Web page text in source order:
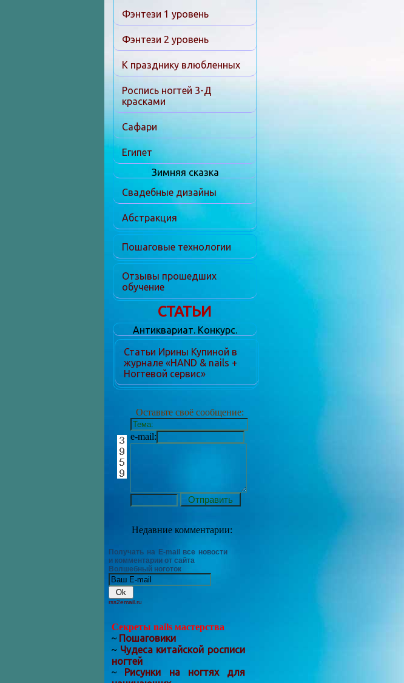
Фэнтези 1 уровень
Фэнтези 2 уровень
К празднику влюбленных
Роспись ногтей 3-Д
красками
Сафари
Египет
Зимняя сказка
Свадебные дизайны
Абстракция
Пошаговые технологии
Отзывы прошедших
обучение
СТАТЬИ
Антиквариат. Конкурс.
Статьи Ирины Купиной в
журнале «HAND & nails +
Ногтевой сервис»
Оставьте своё сообщение:
e-mail:
Недавние комментарии:
Получать на E-mail все новости
и комментарии от сайта
Волшебный ноготок
rss2email.ru
Секреты nails мастерства
~ Пошаговики
~ Чудеса китайской росписи
ногтей
~ Рисунки на ногтях для